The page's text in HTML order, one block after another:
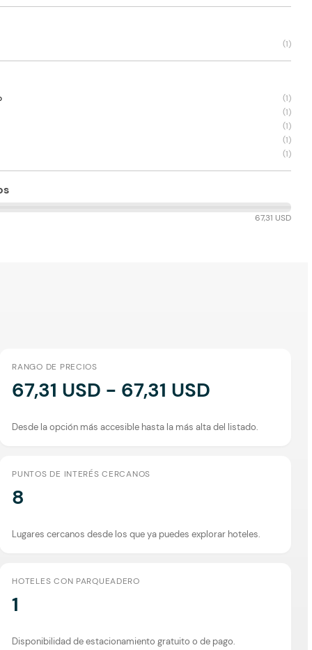
(1)
(1)
(1)
(1)
(1)
(1)
67,31 USD
RANGO DE PRECIOS
67,31 USD - 67,31 USD
Desde la opción más accesible hasta la más alta del listado.
PUNTOS DE INTERÉS CERCANOS
8
Lugares cercanos desde los que ya puedes explorar hoteles.
HOTELES CON PARQUEADERO
1
Disponibilidad de estacionamiento gratuito o de pago.